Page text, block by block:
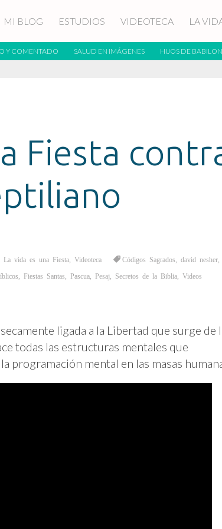
MI BLOG ESTUDIOS VIDEOTECA LA
Y COMENTADO SALUD EN IMÁGENES HIJOS DE
Fiesta
La vida es una Fiesta Videoteca Códigos Sagrados david nesher
Fiestas Santas Pascua Pesaj Secretos de la Biblia Videos
ligada a la Libertad que surge de
todas las estructuras mentales que
programación mental en las masas